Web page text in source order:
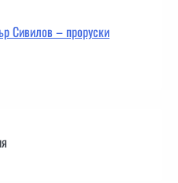
Сивилов – проруски